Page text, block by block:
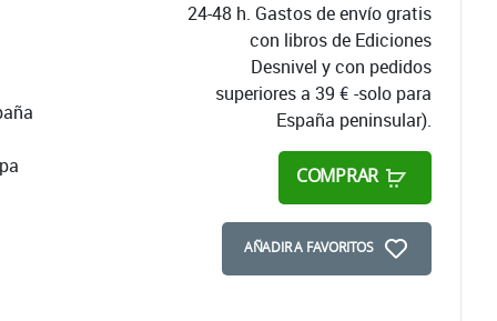
24-48 h. Gastos de envío gratis
con libros de Ediciones
Desnivel y con pedidos
superiores a 39 € -solo para
España peninsular).
COMPRAR
AÑADIR A FAVORITOS